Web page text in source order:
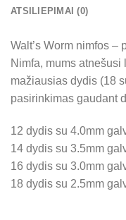
ATSILIEPIMAI (0)
Walt’s Worm nimfos –
Nimfa, mums
mažiausias dydis (18
pasirinkimas gaudant
12 dydis su 4.0mm
14 dydis su 3.5mm
16 dydis su 3.0mm
18 dydis su 2.5mm